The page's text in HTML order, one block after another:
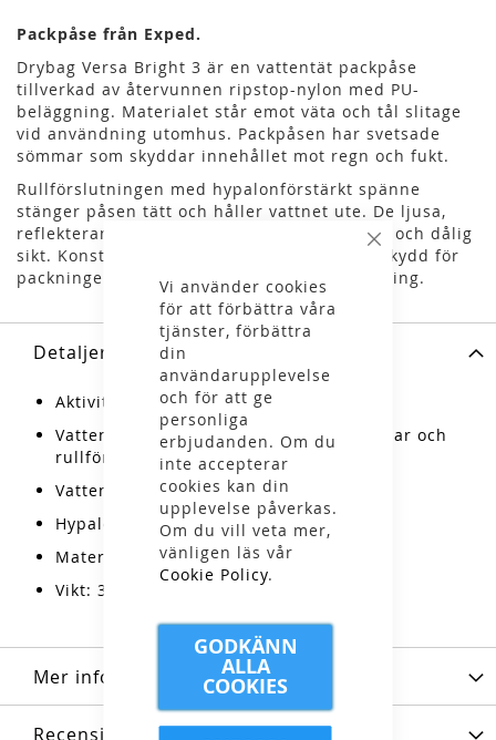
Stäng
Vi använder cookies
för att förbättra våra
tjänster, förbättra
din
användarupplevelse
och för att ge
personliga
erbjudanden. Om du
inte accepterar
cookies kan din
upplevelse påverkas.
Om du vill veta mer,
vänligen läs vår
Cookie Policy.
GODKÄNN
ALLA
COOKIES
Packpåse från Exped.
Drybag Versa Bright 3 är en vattentät packpåse
tillverkad av återvunnen ripstop-nylon med PU-
beläggning. Materialet står emot väta och tål slitage
vid användning utomhus. Packpåsen har svetsade
sömmar som skyddar innehållet mot regn och fukt.
Rullförslutningen med hypalonförstärkt spänne
stänger påsen tätt och håller vattnet ute. De ljusa,
reflekterande färgerna syns tydligt i mörker och dålig
sikt. Konstruktionen ger både ordning och skydd för
packningen vid vandring, paddling eller cykling.
Detaljer
Aktiviteter: vandring, vardag
Vattentät packpåse med svetsade sömmar och
rullförslutning
Vattenpelare: 10 000 mm
Hypalonförstärkt spänne
Material: 100% återvunnen nylon
Vikt: 30g
Mer information
Recensioner